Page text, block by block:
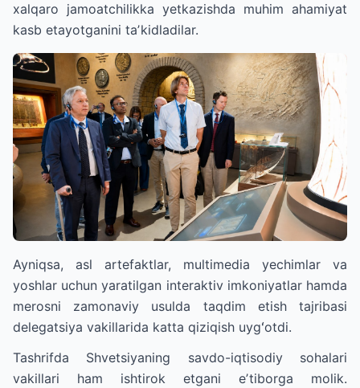
xalqaro jamoatchilikka yetkazishda muhim ahamiyat
kasb etayotganini taʼkidladilar.
Ayniqsa, asl artefaktlar, multimedia yechimlar va
yoshlar uchun yaratilgan interaktiv imkoniyatlar hamda
merosni zamonaviy usulda taqdim etish tajribasi
delegatsiya vakillarida katta qiziqish uygʻotdi.
Tashrifda Shvetsiyaning savdo-iqtisodiy sohalari
vakillari ham ishtirok etgani eʼtiborga molik.